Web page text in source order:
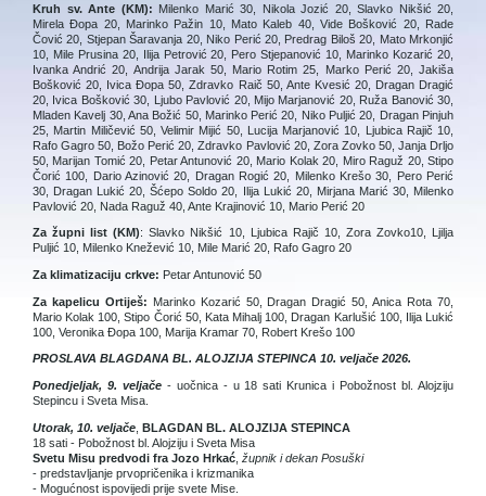
Kruh sv. Ante (KM): Milenko Marić 30, Nikola Jozić 20, Slavko Nikšić 20,
Mirela Đopa 20, Marinko Pažin 10, Mato Kaleb 40, Vide Bošković 20, Rade
Čović 20, Stjepan Šaravanja 20, Niko Perić 20, Predrag Biloš 20, Mato Mrkonjić
10, Mile Prusina 20, Ilija Petrović 20, Pero Stjepanović 10, Marinko Kozarić 20,
Ivanka Andrić 20, Andrija Jarak 50, Mario Rotim 25, Marko Perić 20, Jakiša
Bošković 20, Ivica Đopa 50, Zdravko Raič 50, Ante Kvesić 20, Dragan Dragić
20, Ivica Bošković 30, Ljubo Pavlović 20, Mijo Marjanović 20, Ruža Banović 30,
Mladen Kavelj 30, Ana Božić 50, Marinko Perić 20, Niko Puljić 20, Dragan Pinjuh
25, Martin Miličević 50, Velimir Mijić 50, Lucija Marjanović 10, Ljubica Rajič 10,
Rafo Gagro 50, Božo Perić 20, Zdravko Pavlović 20, Zora Zovko 50, Janja Drljo
50, Marijan Tomić 20, Petar Antunović 20, Mario Kolak 20, Miro Raguž 20, Stipo
Čorić 100, Dario Azinović 20, Dragan Rogić 20, Milenko Krešo 30, Pero Perić
30, Dragan Lukić 20, Šćepo Soldo 20, Ilija Lukić 20, Mirjana Marić 30, Milenko
Pavlović 20, Nada Raguž 40, Ante Krajinović 10, Mario Perić 20
Za župni list (KM): Slavko Nikšić 10, Ljubica Rajič 10, Zora Zovko10, Ljilja
Puljić 10, Milenko Knežević 10, Mile Marić 20, Rafo Gagro 20
Za klimatizaciju crkve: Petar Antunović 50
Za kapelicu Ortiješ: Marinko Kozarić 50, Dragan Dragić 50, Anica Rota 70,
Mario Kolak 100, Stipo Čorić 50, Kata Mihalj 100, Dragan Karlušić 100, Ilija Lukić
100, Veronika Đopa 100, Marija Kramar 70, Robert Krešo 100
PROSLAVA BLAGDANA BL. ALOJZIJA STEPINCA 10. veljače 2026.
Ponedjeljak, 9. veljače - uočnica - u 18 sati Krunica i Pobožnost bl. Alojziju
Stepincu i Sveta Misa.
Utorak, 10. veljače BLAGDAN BL. ALOJZIJA STEPINCA
18 sati - Pobožnost bl. Alojziju i Sveta Misa
Svetu Misu predvodi fra Jozo Hrkać župnik i dekan Posuški
- predstavljanje prvopričenika i krizmanika
- Mogućnost ispovijedi prije svete Mise.